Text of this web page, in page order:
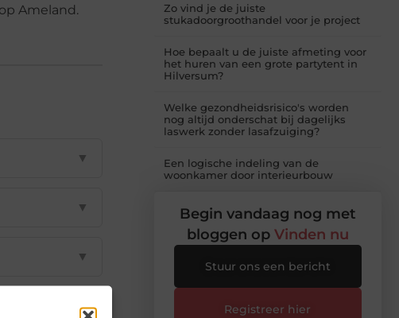
Ameland.
▼
▼
▼
▼
Zo vind je de juiste
stukadoorgroothandel voor je project
Hoe bepaalt u de juiste afmeting voor
het huren van een grote partytent in
Hilversum?
Welke gezondheidsrisico's worden
nog altijd onderschat bij dagelijks
laswerk zonder lasafzuiging?
Een logische indeling van de
woonkamer door interieurbouw
Begin vandaag nog met
bloggen op Vinden nu
Stuur ons een bericht
Registreer hier